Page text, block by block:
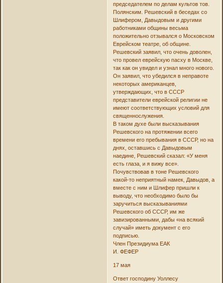
председателем по делам культов тов.
Полянским. Решевский в беседах со
Шлифером, Давыдовым и другими
работниками общины весьма
положительно отзывался о Московском
Еврейском театре, об общине.
Решевский заявил, что очень доволен,
что провел еврейскую пасху в Москве,
так как он увидел и узнал много нового.
Он заявил, что убедился в неправоте
некоторых американцев,
утверждающих, что в СССР
представители еврейской религии не
имеют соответствующих условий для
священнослужения.
В таком духе были высказывания
Решевского на протяжении всего
времени его пребывания в СССР, но на
днях, оставшись с Давыдовым
наедине, Решевский сказал: «У меня
есть глаза, и я вижу все».
Почувствовав в тоне Решевского
какой-то неприятный намек, Давыдов, а
вместе с ним и Шлифер пришли к
выводу, что необходимо было бы
заручиться высказываниями
Решевского об СССР, им же
завизированными, дабы «на всякий
случай» иметь документ с его
подписью.
Член Президиума ЕАК
И. ФЕФЕР
17 мая
Ответ господину Уоллесу